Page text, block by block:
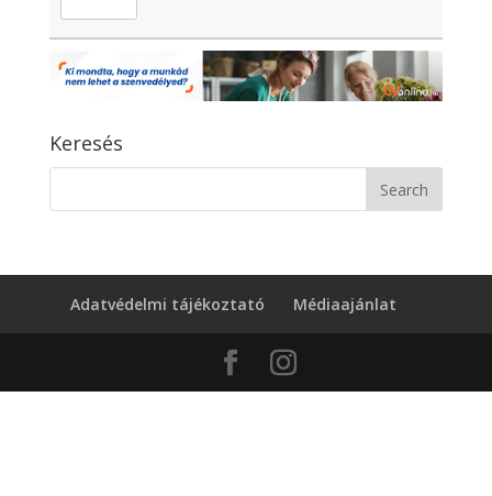
Keresés
Adatvédelmi tájékoztató Médiaajánlat